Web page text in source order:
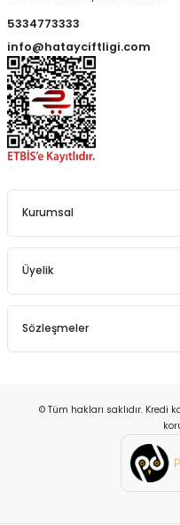
5334773333
info@hatayciftligi.com
Kurumsal
Üyelik
Sözleşmeler
© Tüm hakları saklıdır. Kredi